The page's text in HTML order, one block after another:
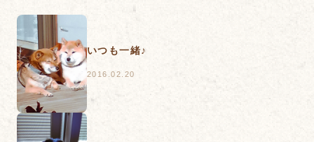
いつも一緒♪
2016.02.20